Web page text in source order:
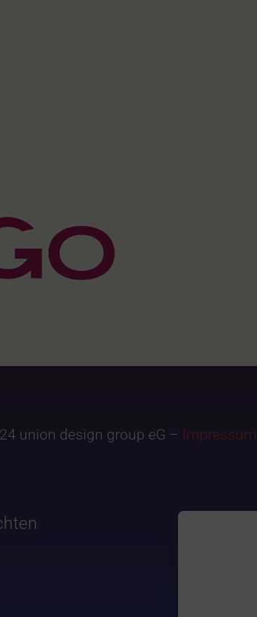
union design group eG – Impressum